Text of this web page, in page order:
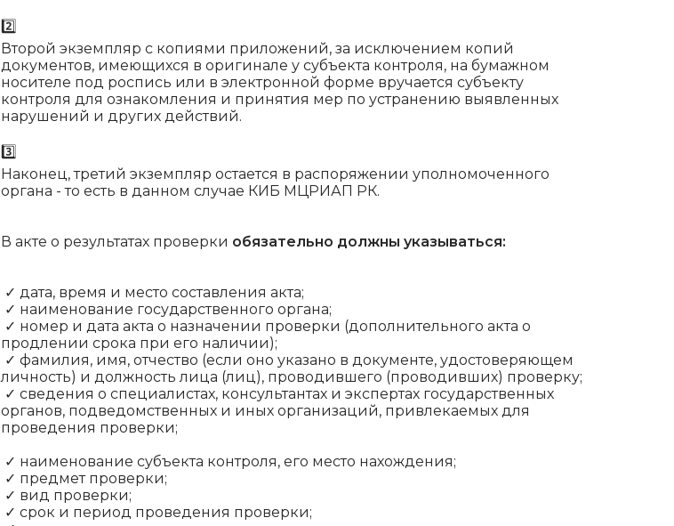
2️⃣
Второй экземпляр с копиями приложений, за исключением копий
документов, имеющихся в оригинале у субъекта контроля, на бумажном
носителе под роспись или в электронной форме вручается субъекту
контроля для ознакомления и принятия мер по устранению выявленных
нарушений и других действий.
3️⃣
Наконец, третий экземпляр остается в распоряжении уполномоченного
органа - то есть в данном случае КИБ МЦРИАП РК.
В акте о результатах проверки обязательно должны указываться:
✓ дата, время и место составления акта;
✓ наименование государственного органа;
✓ номер и дата акта о назначении проверки (дополнительного акта о
продлении срока при его наличии);
✓ фамилия, имя, отчество (если оно указано в документе, удостоверяющем
личность) и должность лица (лиц), проводившего (проводивших) проверку;
✓ сведения о специалистах, консультантах и экспертах государственных
органов, подведомственных и иных организаций, привлекаемых для
проведения проверки;
✓ наименование субъекта контроля, его место нахождения;
✓ предмет проверки;
✓ вид проверки;
✓ срок и период проведения проверки;